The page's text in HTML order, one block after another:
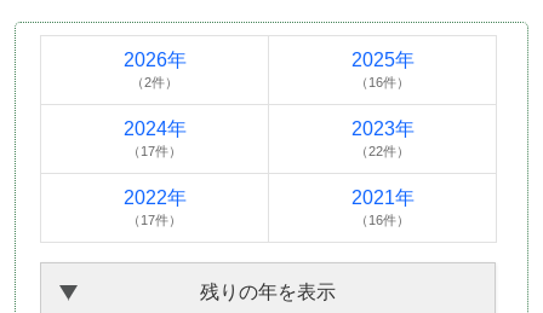
2026年
（2件）
2025年
（16件）
2024年
（17件）
2023年
（22件）
2022年
（17件）
2021年
（16件）
残りの年を表示